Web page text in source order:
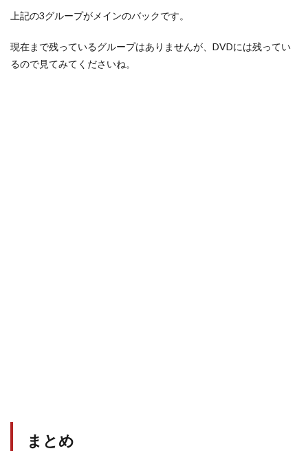
上記の3グループがメインのバックです。
現在まで残っているグループはありませんが、DVDには残ってい
るので見てみてくださいね。
まとめ